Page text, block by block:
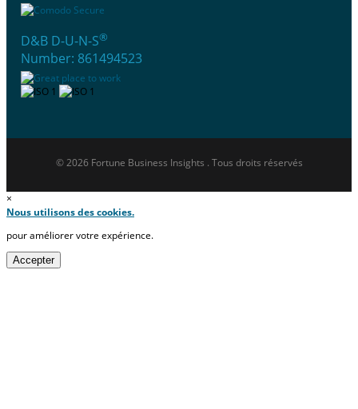
D&B D-U-N-S®
Number: 861494523
© 2026 Fortune Business Insights . Tous droits réservés
×
Nous utilisons des cookies.
pour améliorer votre expérience.
Accepter